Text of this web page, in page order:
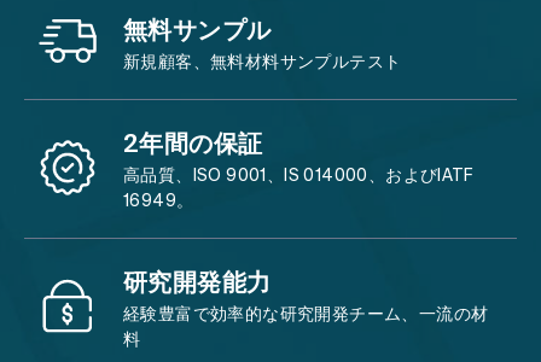
無料サンプル
新規顧客、無料材料サンプルテスト
2年間の保証
高品質、ISO 9001、IS 014000、およびIATF
16949。
研究開発能力
経験豊富で効率的な研究開発チーム、一流の材
料